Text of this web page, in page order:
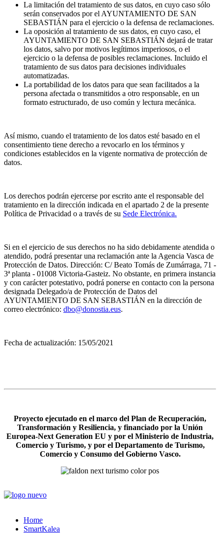
La limitación del tratamiento de sus datos, en cuyo caso sólo
serán conservados por el AYUNTAMIENTO DE SAN
SEBASTIÁN para el ejercicio o la defensa de reclamaciones.
La oposición al tratamiento de sus datos, en cuyo caso, el
AYUNTAMIENTO DE SAN SEBASTIÁN dejará de tratar
los datos, salvo por motivos legítimos imperiosos, o el
ejercicio o la defensa de posibles reclamaciones. Incluido el
tratamiento de sus datos para decisiones individuales
automatizadas.
La portabilidad de los datos para que sean facilitados a la
persona afectada o transmitidos a otro responsable, en un
formato estructurado, de uso común y lectura mecánica.
Así mismo, cuando el tratamiento de los datos esté basado en el
consentimiento tiene derecho a revocarlo en los términos y
condiciones establecidos en la vigente normativa de protección de
datos.
Los derechos podrán ejercerse por escrito ante el responsable del
tratamiento en la dirección indicada en el apartado 2 de la presente
Política de Privacidad o a través de su Sede Electrónica.
Si en el ejercicio de sus derechos no ha sido debidamente atendida o
atendido, podrá presentar una reclamación ante la Agencia Vasca de
Protección de Datos. Dirección: C/ Beato Tomás de Zumárraga, 71 -
3ª planta - 01008 Victoria-Gasteiz. No obstante, en primera instancia
y con carácter potestativo, podrá ponerse en contacto con la persona
designada Delegado/a de Protección de Datos del
AYUNTAMIENTO DE SAN SEBASTIÁN en la dirección de
correo electrónico: dbo@donostia.eus.
Fecha de actualización: 15/05/2021
Proyecto ejecutado en el marco del Plan de Recuperación,
Transformación y Resiliencia, y financiado por la Unión
Europea-Next Generation EU y por el Ministerio de Industria,
Comercio y Turismo, y por el Departamento de Turismo,
Comercio y Consumo del Gobierno Vasco.
Home
SmartKalea